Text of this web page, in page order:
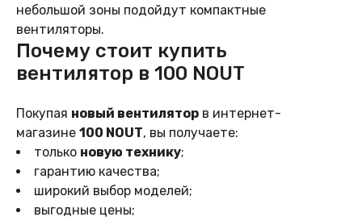
небольшой зоны подойдут компактные
вентиляторы.
Почему стоит купить
вентилятор в 100 NOUT
Покупая новый вентилятор в интернет-
магазине 100 NOUT, вы получаете:
только новую технику;
гарантию качества;
широкий выбор моделей;
выгодные цены;